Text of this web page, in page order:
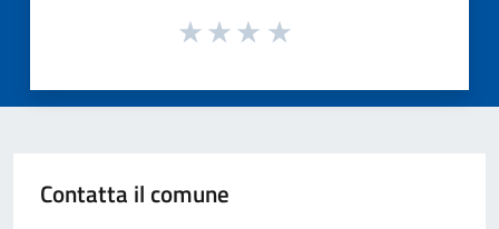
Contatta il comune